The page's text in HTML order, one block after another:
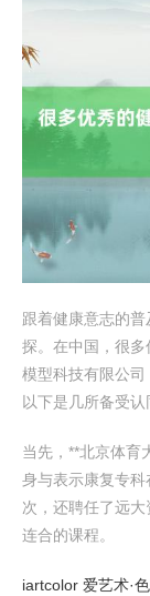
跟着健康意志的
探。在中国，很
模型科技有限公司
以下是几所备受认
当先，**北京体育
身与表示康复专
次，还聘任了远
连合的课程。
iartcolor 爱艺术·